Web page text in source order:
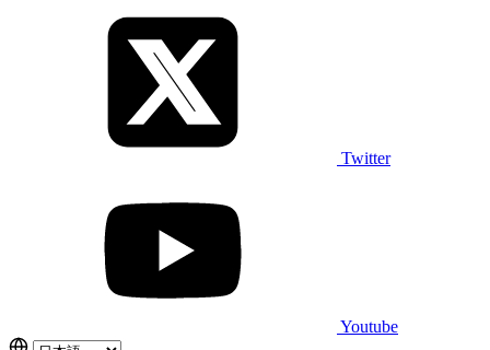
Twitter
Youtube